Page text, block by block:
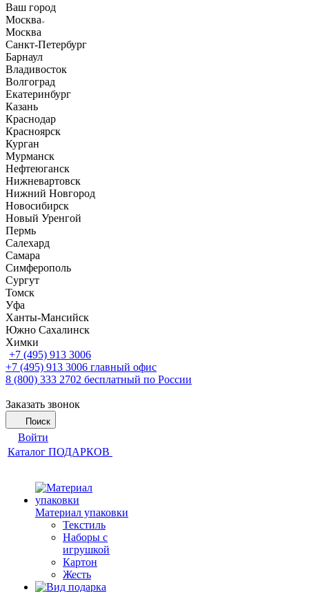
Ваш город
Москва
Москва
Санкт-Петербург
Барнаул
Владивосток
Волгоград
Екатеринбург
Казань
Краснодар
Красноярск
Курган
Мурманск
Нефтеюганск
Нижневартовск
Нижний Новгород
Новосибирск
Новый Уренгой
Пермь
Салехард
Самара
Симферополь
Сургут
Томск
Уфа
Ханты-Мансийск
Южно Сахалинск
Химки
+7 (495) 913 3006
+7 (495) 913 3006 главный офис
8 (800) 333 2702 бесплатный по России
Заказать звонок
Поиск
Войти
Каталог ПОДАРКОВ
Материал упаковки
Текстиль
Наборы с
игрушкой
Картон
Жесть